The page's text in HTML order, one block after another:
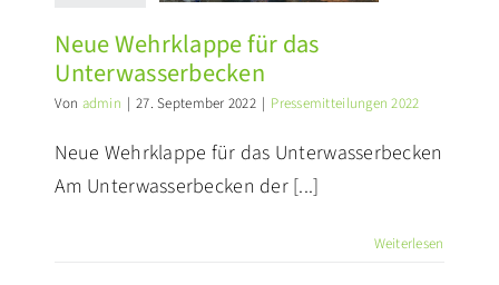
Neue Wehrklappe für das
Unterwasserbecken
Von admin | 27. September 2022 | Pressemitteilungen 2022
Neue Wehrklappe für das Unterwasserbecken
Am Unterwasserbecken der [...]
Weiterlesen